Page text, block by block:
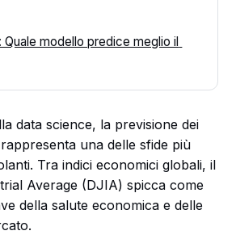
Quale modello predice meglio il
data science, la previsione dei
una delle sfide più
Tra indici economici globali, il
Average (DJIA) spicca come
della salute economica e delle